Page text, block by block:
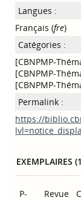
Langues :
Français (fre)
Catégories :
[CBNPMP-
[CBNPMP-
[CBNPMP-
Permalink :
https://
EXEMPLAIRES
P-
Revue